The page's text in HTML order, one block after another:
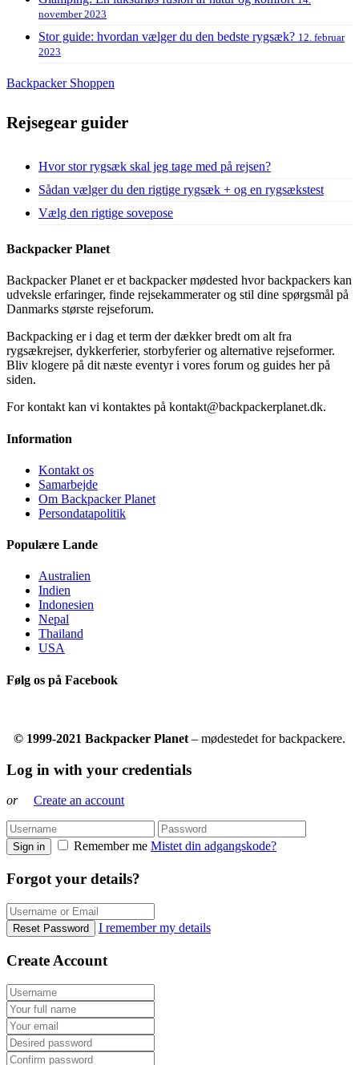
november 2023
Stor guide: hvordan vælger du den bedste rygsæk? 12. februar
2023
Backpacker Shoppen
Rejsegear guider
Hvor stor rygsæk skal jeg tage med på rejsen?
Sådan vælger du den rigtige rygsæk + og en rygsækstest
Vælg den rigtige sovepose
Backpacker Planet
Backpacker Planet er et backpacker mødested hvor backpackers kan
udveksle erfaringer, finde rejsekammerater og stil dine spørgsmål på
Danmarks største rejseforum.
Backpacking er i dag et term der dækker bredt om alt fra
rygsækrejser, dykkerferier, storbyferier og alternative rejseformer.
Bliv klogere på dit næste eventyr i vores forum og guides her på
siden.
For kontakt kan vi kontaktes på kontakt@backpackerplanet.dk.
Information
Kontakt os
Samarbejde
Om Backpacker Planet
Persondatapolitik
Populære Lande
Australien
Indien
Indonesien
Nepal
Thailand
USA
Følg os på Facebook
© 1999-2021 Backpacker Planet – mødestedet for backpackere.
Log in with your credentials
or Create an account
Sign in Remember me Mistet din adgangskode?
Forgot your details?
Reset Password I remember my details
Create Account